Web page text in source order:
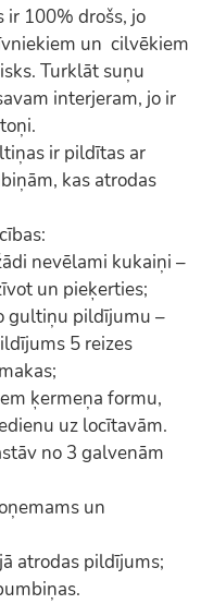
ir 100% drošs, jo
un cilvēkiem
Turklāt suņu
interjeram, jo ir
ir pildītas ar
kas atrodas
nevēlami kukaiņi –
un pieķerties;
gultiņu pildījumu –
5 reizes
ķermeņa formu,
uz locītavām.
no 3 galvenām
un
atrodas pildījums;